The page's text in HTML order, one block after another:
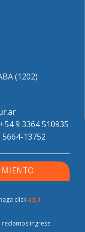
(1202)
+54 9 3364 510935
5664-13752
click aquí.
reclamos ingrese